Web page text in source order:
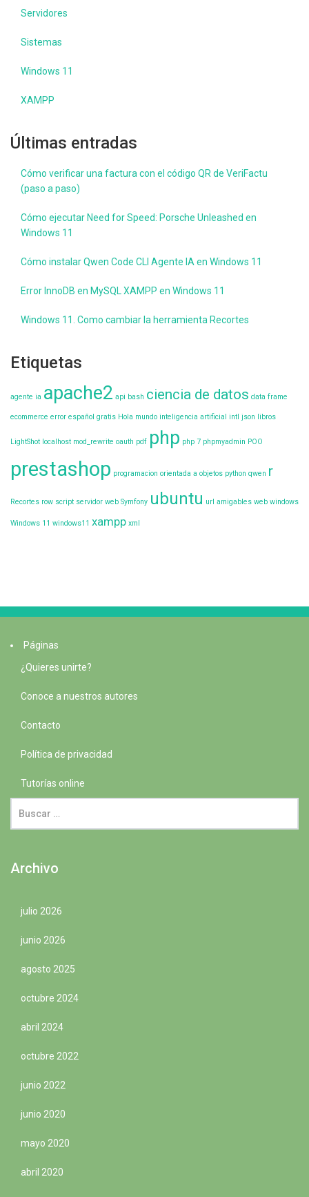
Servidores
Sistemas
Windows 11
XAMPP
Últimas entradas
Cómo verificar una factura con el código QR de VeriFactu
(paso a paso)
Cómo ejecutar Need for Speed: Porsche Unleashed en
Windows 11
Cómo instalar Qwen Code CLI Agente IA en Windows 11
Error InnoDB en MySQL XAMPP en Windows 11
Windows 11. Como cambiar la herramienta Recortes
Etiquetas
agente ia apache2 api bash ciencia de datos data frame
ecommerce error español gratis Hola mundo inteligencia artificial intl json libros
LightShot localhost mod_rewrite oauth pdf php php 7 phpmyadmin POO
prestashop programacion orientada a objetos python qwen r
Recortes row script servidor web Symfony ubuntu url amigables web windows
Windows 11 windows11 xampp xml
Páginas
¿Quieres unirte?
Conoce a nuestros autores
Contacto
Política de privacidad
Tutorías online
Archivo
julio 2026
junio 2026
agosto 2025
octubre 2024
abril 2024
octubre 2022
junio 2022
junio 2020
mayo 2020
abril 2020